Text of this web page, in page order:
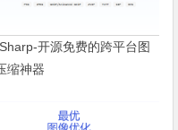
开源免费的跨平台图
缩神器